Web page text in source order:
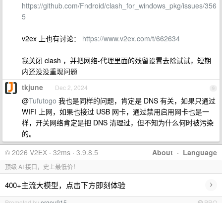
https://github.com/Fndroid/clash_for_windows_pkg/issues/356
5
v2ex 上也有讨论： https://www.v2ex.com/t/662634
我关闭 clash ，并把网络-代理里面的残留设置去除试试，短期
内还没没重现问题
9
tkjune Dec 2, 2024
@Tufutogo 我也是同样的问题，肯定是 DNS 有关，如果只通过
WIFI 上网，如果也接过 USB 网卡，通过禁用启用网卡也是一
样，开关网络肯定是把 DNS 清理过，但不知为什么何时被污染
的。
About · Language
© 2026 V2EX · 32ms · 3.9.8.5
顶级 AI 接口，史上最低价！
400+主流大模型，点击下方即刻体验 ›